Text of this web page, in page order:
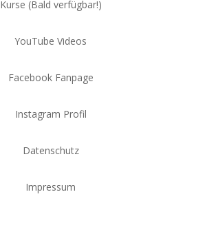
Kurse (Bald verfügbar!)
YouTube Videos
Facebook Fanpage
Instagram Profil
Datenschutz
Impressum